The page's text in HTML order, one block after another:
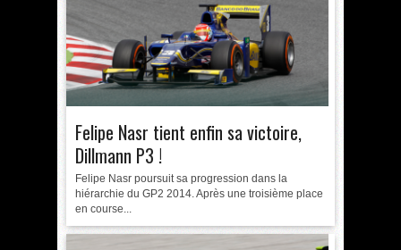
Felipe Nasr tient enfin sa victoire,
Dillmann P3 !
Felipe Nasr poursuit sa progression dans la
hiérarchie du GP2 2014. Après une troisième place
en course...